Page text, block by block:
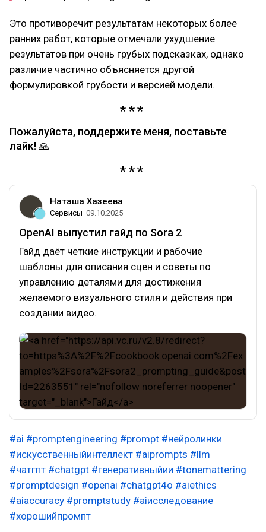
Это противоречит результатам некоторых более
ранних работ, которые отмечали ухудшение
результатов при очень грубых подсказках, однако
различие частично объясняется другой
формулировкой грубости и версией модели.
Пожалуйста, поддержите меня, поставьте
лайк! 🙏
Наташа Хазеева
Сервисы 09.10.2025
OpenAI выпустил гайд по Sora 2
Гайд даёт четкие инструкции и рабочие
шаблоны для описания сцен и советы по
управлению деталями для достижения
желаемого визуального стиля и действия при
создании видео.
#ai #promptengineering #prompt #нейролинки
#искусственныйинтеллект #aiprompts #llm
#чатгпт #chatgpt #генеративныйии #tonemattering
#promptdesign #openai #chatgpt4o #aiethics
#aiaccuracy #promptstudy #aiисследование
#хорошийпромпт